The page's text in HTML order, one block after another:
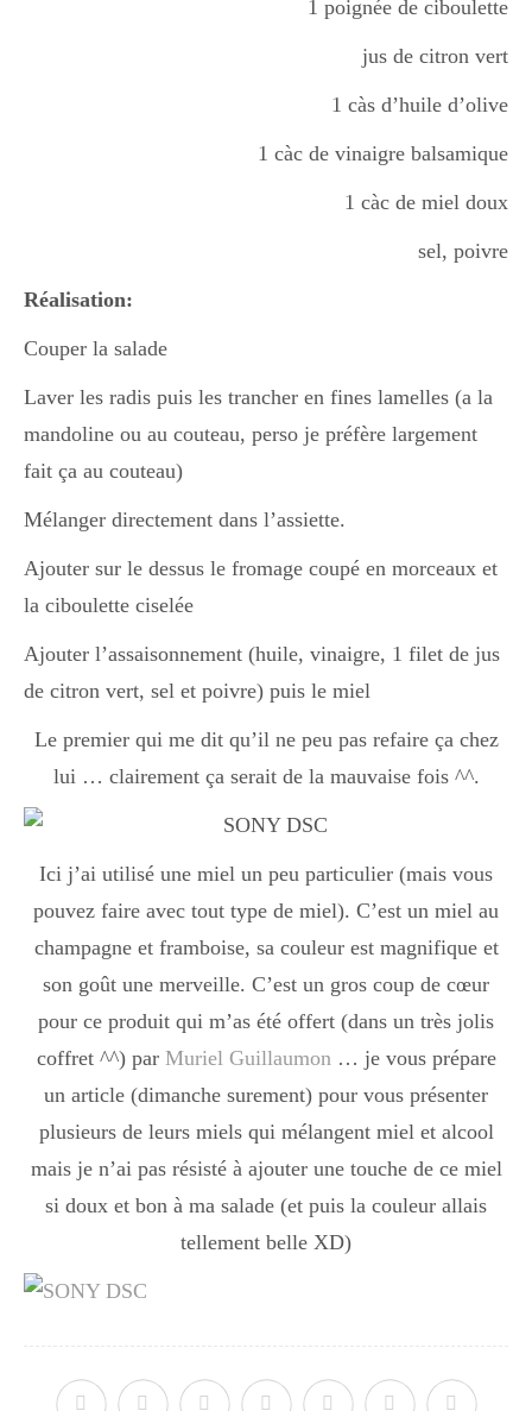
1 poignée de ciboulette
jus de citron vert
1 càs d’huile d’olive
1 càc de vinaigre balsamique
1 càc de miel doux
sel, poivre
Réalisation:
Couper la salade
Laver les radis puis les trancher en fines lamelles (a la
mandoline ou au couteau, perso je préfère largement
fait ça au couteau)
Mélanger directement dans l’assiette.
Ajouter sur le dessus le fromage coupé en morceaux et
la ciboulette ciselée
Ajouter l’assaisonnement (huile, vinaigre, 1 filet de jus
de citron vert, sel et poivre) puis le miel
Le premier qui me dit qu’il ne peu pas refaire ça chez
lui … clairement ça serait de la mauvaise fois ^^.
Ici j’ai utilisé une miel un peu particulier (mais vous
pouvez faire avec tout type de miel). C’est un miel au
champagne et framboise, sa couleur est magnifique et
son goût une merveille. C’est un gros coup de cœur
pour ce produit qui m’as été offert (dans un très jolis
coffret ^^) par Muriel Guillaumon… je vous prépare
un article (dimanche surement) pour vous présenter
plusieurs de leurs miels qui mélangent miel et alcool
mais je n’ai pas résisté à ajouter une touche de ce miel
si doux et bon à ma salade (et puis la couleur allais
tellement belle XD)